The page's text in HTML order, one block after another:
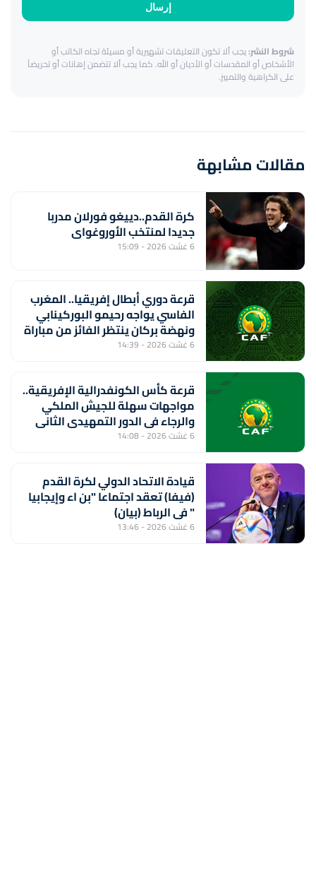
إرسال
شروط النشر:يجب ألا تكون التعليقات تشهيرية أو مسيئة تجاه الكاتب أو
الأشخاص أو المقدسات أو الأديان أو الله. كما يجب ألا تتضمن إهانات أو تحريضاً
على الكراهية والتمييز.
مقالات مشابهة
كرة القدم..دييغو فورلان مدربا
جديدا لمنتخب الأوروغواي
6 غشت 2026 - 15:09
قرعة دوري أبطال إفريقيا.. المغرب
الفاسي يواجه رحيمو البوركينابي
ونهضة بركان ينتظر الفائز من مباراة
ستار سبور السيراليوني وميدينا
6 غشت 2026 - 14:39
قرعة كأس الكونفدرالية الإفريقية..
مواجهات سهلة للجيش الملكي
والرجاء في الدور التمهيدي الثاني
6 غشت 2026 - 14:08
قيادة الاتحاد الدولي لكرة القدم
(فيفا) تعقد اجتماعا "بن اء وإيجابيا
" في الرباط (بيان)
6 غشت 2026 - 13:46